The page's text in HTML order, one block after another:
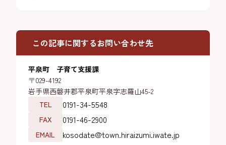
この記事に関するお問い合わせ先
平泉町 子育て支援課
〒029-4192
岩手県西磐井郡平泉町平泉字志羅山45-2
TEL
0191-34-5548
FAX 0191-46-2900
EMAIL kosodate@town.hiraizumi.iwate.jp